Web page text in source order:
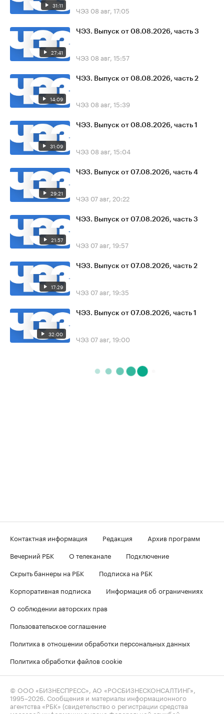
31:11 ЧЭЗ 08 авг, 17:05
27:41
ЧЭЗ. Выпуск от 08.08.2026, часть 3
ЧЭЗ 08 авг, 15:57
14:09
ЧЭЗ. Выпуск от 08.08.2026, часть 2
ЧЭЗ 08 авг, 15:39
31:09
ЧЭЗ. Выпуск от 08.08.2026, часть 1
ЧЭЗ 08 авг, 15:04
29:21
ЧЭЗ. Выпуск от 07.08.2026, часть 4
ЧЭЗ 07 авг, 20:22
21:57
ЧЭЗ. Выпуск от 07.08.2026, часть 3
ЧЭЗ 07 авг, 19:57
17:29
ЧЭЗ. Выпуск от 07.08.2026, часть 2
ЧЭЗ 07 авг, 19:35
32:00
ЧЭЗ. Выпуск от 07.08.2026, часть 1
ЧЭЗ 07 авг, 19:00
Контактная информация Редакция
Архив программ
Вечерний РБК
О телеканале
Подключение
Скрыть баннеры на РБК
Подписка на РБК
Корпоративная подписка
Информация об ограничениях
О соблюдении авторских прав
Пользовательское соглашение
Политика в отношении обработки персональных данных
Политика обработки файлов cookie
© ООО «БИЗНЕСПРЕСС», АО «РОСБИЗНЕСКОНСАЛТИНГ»,
1995–2026 . Сообщения и материалы информационного
агентства «РБК» (свидетельство о регистрации средства